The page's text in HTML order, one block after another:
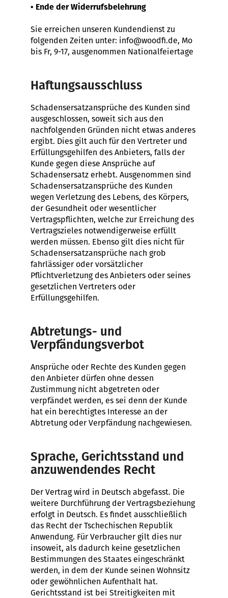
• Ende der Widerrufsbelehrung
Sie erreichen unseren Kundendienst zu
folgenden Zeiten unter: info@woodfi.de, Mo
bis Fr, 9-17, ausgenommen Nationalfeiertage
Haftungsausschluss
Schadensersatzansprüche des Kunden sind
ausgeschlossen, soweit sich aus den
nachfolgenden Gründen nicht etwas anderes
ergibt. Dies gilt auch für den Vertreter und
Erfüllungsgehilfen des Anbieters, falls der
Kunde gegen diese Ansprüche auf
Schadensersatz erhebt. Ausgenommen sind
Schadensersatzansprüche des Kunden
wegen Verletzung des Lebens, des Körpers,
der Gesundheit oder wesentlicher
Vertragspflichten, welche zur Erreichung des
Vertragszieles notwendigerweise erfüllt
werden müssen. Ebenso gilt dies nicht für
Schadensersatzansprüche nach grob
fahrlässiger oder vorsätzlicher
Pflichtverletzung des Anbieters oder seines
gesetzlichen Vertreters oder
Erfüllungsgehilfen.
Abtretungs- und
Verpfändungsverbot
Ansprüche oder Rechte des Kunden gegen
den Anbieter dürfen ohne dessen
Zustimmung nicht abgetreten oder
verpfändet werden, es sei denn der Kunde
hat ein berechtigtes Interesse an der
Abtretung oder Verpfändung nachgewiesen.
Sprache, Gerichtsstand und
anzuwendendes Recht
Der Vertrag wird in Deutsch abgefasst. Die
weitere Durchführung der Vertragsbeziehung
erfolgt in Deutsch. Es findet ausschließlich
das Recht der Tschechischen Republik
Anwendung. Für Verbraucher gilt dies nur
insoweit, als dadurch keine gesetzlichen
Bestimmungen des Staates eingeschränkt
werden, in dem der Kunde seinen Wohnsitz
oder gewöhnlichen Aufenthalt hat.
Gerichtsstand ist bei Streitigkeiten mit